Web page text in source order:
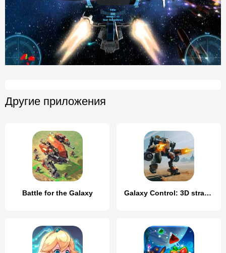
Другие приложения
Battle for the Galaxy Galaxy Control: 3D strategy